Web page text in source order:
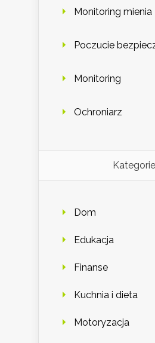
Monitoring mienia
Poczucie
Monitoring
Ochroniarz
Kategorie
Dom
Edukacja
Finanse
Kuchnia i dieta
Motoryzacja